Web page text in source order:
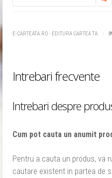
E-CARTEATA.RO - EDITURA CARTEA TA
Intrebari frecvente
Intrebari despre
Cum pot cauta un anumit
Pentru a cauta un produs, va
cautare existent in partea de